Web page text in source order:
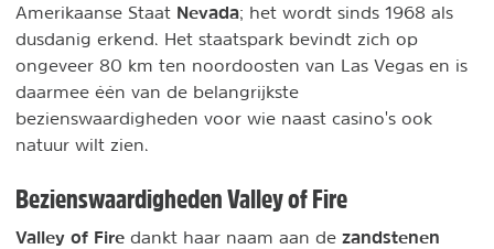
Amerikaanse Staat Nevada; het wordt sinds 1968 als
dusdanig erkend. Het staatspark bevindt zich op
ongeveer 80 km ten noordoosten van Las Vegas en is
daarmee één van de belangrijkste
bezienswaardigheden voor wie naast casino's ook
natuur wilt zien.
Bezienswaardigheden Valley of Fire
Valley of Fire dankt haar naam aan de zandstenen